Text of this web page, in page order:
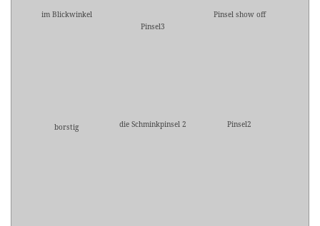
im Blickwinkel
Pinsel3
Pinsel show off
borstig die Schminkpinsel 2 Pinsel2